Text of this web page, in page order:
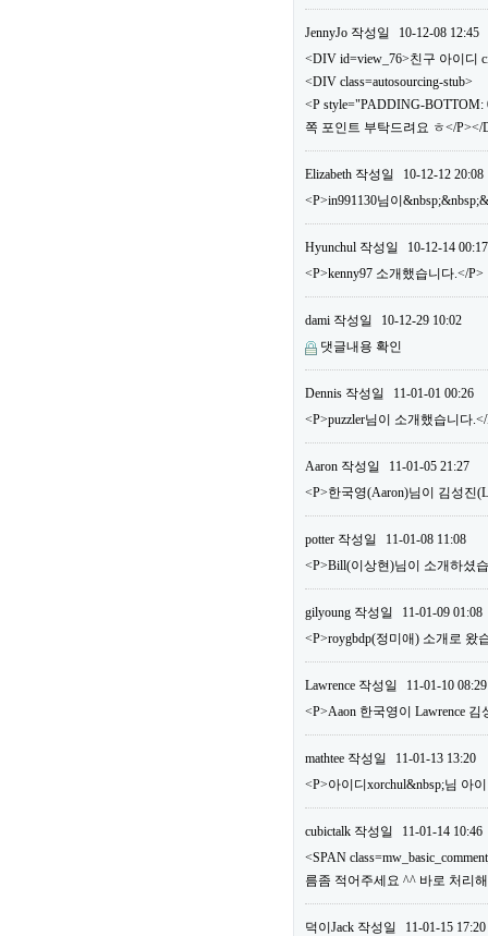
JennyJo 작성일
10-12-08 12:45
<DIV id=view_76>친구 아이디
<DIV class=autosourcing-stub>
<P style="PADDING-
쪽 포인트 부탁드려요 ㅎ</
Elizabeth 작성일
10-12-12 20:08
<P>in991130님이
Hyunchul 작성일
10-12-14 00:17
<P>kenny97 소개했습니다.</P>
dami 작성일
10-12-29 10:02
댓글내용 확인
Dennis 작성일
11-01-01 00:26
<P>puzzler님이 소개했습니다
Aaron 작성일
11-01-05 21:27
<P>한국영(Aaron)님이 김성진
potter 작성일
11-01-08 11:08
<P>Bill(이상현)님이 소개하셨
gilyoung 작성일
11-01-09 01:08
<P>roygbdp(정미애) 소개로 왔
Lawrence 작성일
11-01-10 08:29
<P>Aaon 한국영이 Lawrence
mathtee 작성일
11-01-13 13:20
<P>아이디xorchul&nbsp;님 아
cubictalk 작성일
11-01-14 10:46
<SPAN
름좀 적어주세요 ^^ 바로 처리
덕이Jack 작성일
11-01-15 17:20